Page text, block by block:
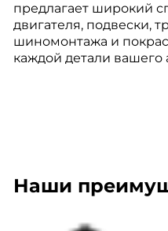
предлагает широкий
двигателя, подвески,
шиномонтажа и
каждой детали вашего
Наши